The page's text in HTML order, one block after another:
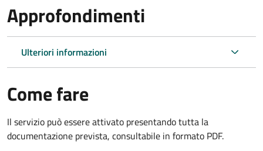
Approfondimenti
Ulteriori informazioni
Come fare
Il servizio può essere attivato presentando tutta la
documentazione prevista, consultabile in formato PDF.